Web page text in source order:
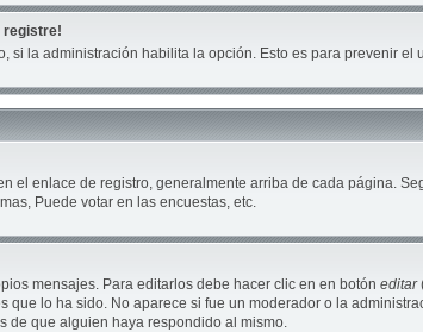
registre!
la administración habilita la opción. Esto es para prevenir
el enlace de registro, generalmente arriba de cada página.
Puede votar en las encuestas, etc.
mensajes. Para editarlos debe hacer clic en en botón editar
lo ha sido. No aparece si fue un moderador o la
de que alguien haya respondido al mismo.